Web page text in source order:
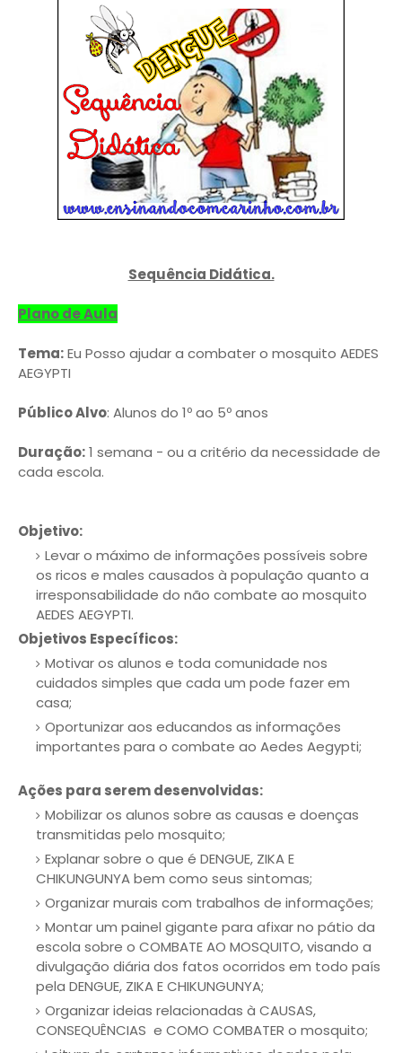
Sequência Didática.
Plano de Aula
Tema:Eu Posso ajudar a combater o mosquito AEDES
AEGYPTI
Público Alvo: Alunos do 1º ao 5º anos
Duração:1 semana - ou a critério da necessidade de
cada escola.
Objetivo:
Levar o máximo de informações possíveis sobre
os ricos e males causados à população quanto a
irresponsabilidade do não combate ao mosquito
AEDES AEGYPTI.
Objetivos Específicos:
Motivar os alunos e toda comunidade nos
cuidados simples que cada um pode fazer em
casa;
Oportunizar aos educandos as informações
importantes para o combate ao Aedes Aegypti;
Ações para serem desenvolvidas:
Mobilizar os alunos sobre as causas e doenças
transmitidas pelo mosquito;
Explanar sobre o que é DENGUE, ZIKA E
CHIKUNGUNYA bem como seus sintomas;
Organizar murais com trabalhos de informações;
Montar um painel gigante para afixar no pátio da
escola sobre o COMBATE AO MOSQUITO, visando a
divulgação diária dos fatos ocorridos em todo país
pela DENGUE, ZIKA E CHIKUNGUNYA;
Organizar ideias relacionadas à CAUSAS,
CONSEQUÊNCIAS e COMO COMBATER o mosquito;